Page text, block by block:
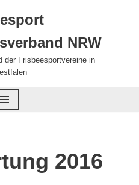
NRW
der Frisbeesportvereine in
2016